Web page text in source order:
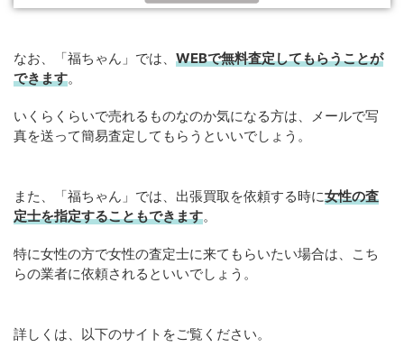
なお、「福ちゃん」では、 WEBで無料査定してもらうことが
できます。
いくらくらいで売れるものなのか気になる方は、メールで写
真を送って簡易査定してもらうといいでしょう。
また、「福ちゃん」では、出張買取を依頼する時に女性の査
定士を指定することもできます。
特に女性の方で女性の査定士に来てもらいたい場合は、こち
らの業者に依頼されるといいでしょう。
詳しくは、以下のサイトをご覧ください。